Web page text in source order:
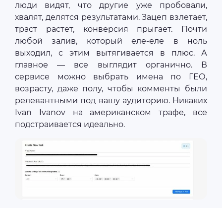
люди видят, что другие уже пробовали,
хвалят, делятся результатами. Зацеп взлетает,
траст растет, конверсия прыгает. Почти
любой залив, который еле-еле в ноль
выходил, с этим вытягивается в плюс. А
главное — все выглядит органично. В
сервисе можно выбрать имена по ГЕО,
возрасту, даже полу, чтобы комменты были
релевантными под вашу аудиторию. Никаких
Ivan Ivanov на американском трафе, все
подстраивается идеально.